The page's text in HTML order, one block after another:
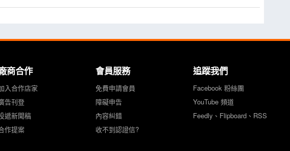
商合作
入合作店家
告刊登
遞新聞稿
作提案
會員服務
免費申請會員
障礙申告
內容糾錯
收不到認證信?
追蹤我們
Facebook 粉絲團
YouTube 頻道
Feedly、Flipboard、RSS